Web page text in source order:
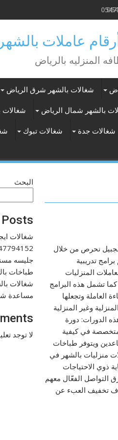
المنزليه بالرياض
شغالات بالشهر شرق الرياض
بالشهر شمال الرياض شغالات
شغالات جدة شغالات تبوك
نحرص من خلال
تدريبية
المنزليات
كما تشمل هذه البرامج
العاملة وتجعلها
وغير المنزلية
الدورات: دورة
متخصصة في كيفية
ويتوفر طباخات
منزليات بالشهر في
ذوي الاحتياجات
التواصل الفعّال معهم
تخفيف العبء عن
البحث
Posts
شغالات
جليسه مسنين
طباخات
شغالات بالشهر
مساعدة
لا توجد